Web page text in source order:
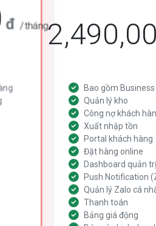
đ /tháng
Bao gồm Business
Quản lý kho
Công nợ khách
Xuất nhập tồn
Portal khách hàng
Đặt hàng online
Dashboard quản trị
Push Notification
Quản lý Zalo cá
Thanh toán
Bảng giá động